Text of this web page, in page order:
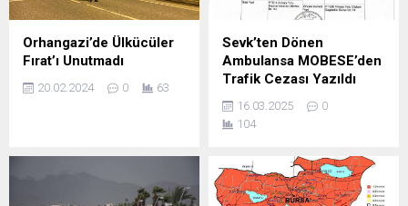
Orhangazi’de Ülkücüler
Fırat’ı Unutmadı
20.02.2024 0 63
Sevk’ten Dönen
Ambulansa MOBESE’den
Trafik Cezası Yazıldı
16.03.2025
0
104